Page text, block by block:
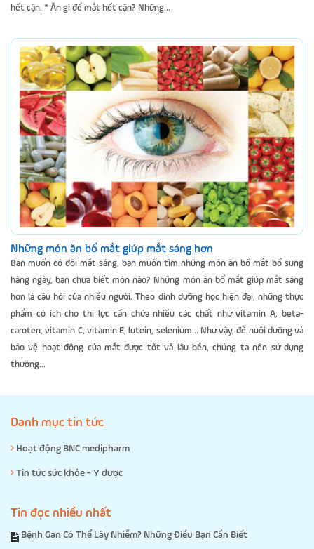
hết cận. * Ăn gì để mắt hết cận? Những...
Những món ăn bổ mắt giúp mắt sáng hơn
Bạn muốn có đôi mắt sáng, bạn muốn tìm những món ăn bổ mắt bổ sung
hàng ngày, bạn chưa biết món nào? Những món ăn bổ mắt giúp mắt sáng
hơn là câu hỏi của nhiều người. Theo dinh dưỡng học hiện đại, những thực
phẩm có ích cho thị lực cần chứa nhiều các chất như vitamin A, beta-
caroten, vitamin C, vitamin E, lutein, selenium… Như vậy, để nuôi dưỡng và
bảo vệ hoạt động của mắt được tốt và lâu bền, chúng ta nên sử dụng
thường...
Danh mục tin tức
Hoạt động BNC medipharm
Tin tức sức khỏe - Y dược
Tin đọc nhiều nhất
Bệnh Gan Có Thể Lây Nhiễm? Những Điều Bạn Cần Biết